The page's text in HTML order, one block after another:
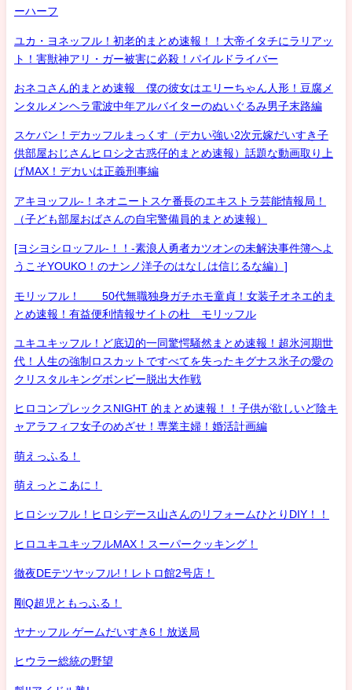
ーハーフ
ユカ・ヨネッフル！初老的まとめ速報！！大帝イタチにラリアッ
ト！害獣神アリ・ガー被害に必殺！パイルドライバー
おネコさん的まとめ速報 僕の彼女はエリーちゃん人形！豆腐メ
ンタルメンヘラ電波中年アルバイターのぬいぐるみ男子末路編
スケバン！デカッフルまっくす（デカい強い2次元嫁だいすき子
供部屋おじさんヒロシ之古惑仔的まとめ速報）話題な動画取り上
げMAX！デカいは正義刑事編
アキヨッフル-！ネオニートスケ番長のエキストラ芸能情報局！
（子ども部屋おばさんの自宅警備員的まとめ速報）
[ヨシヨシロッフル-！！-素浪人勇者カツオンの未解決事件簿へよ
うこそYOUKO！のナンノ洋子のはなしは信じるな編）]
モリッフル！ 50代無職独身ガチホモ童貞！女装子オネエ的ま
とめ速報！有益便利情報サイトの杜 モリッフル
ユキユキッフル！ど底辺的一同驚愕騒然まとめ速報！超氷河期世
代！人生の強制ロスカットですべてを失ったキグナス氷子の愛の
クリスタルキングボンビー脱出大作戦
ヒロコンプレックスNIGHT 的まとめ速報！！子供が欲しいど陰キ
ャアラフィフ女子のめざせ！専業主婦！婚活計画編
萌えっふる！
萌えっとこあに！
ヒロシッフル！ヒロシデース山さんのリフォームひとりDIY！！
ヒロユキユキッフルMAX！スーパークッキング！
徹夜DEテツヤッフル!！レトロ館2号店！
剛Q超児ともっふる！
ヤナッフル ゲームだいすき6！放送局
ヒウラー総統の野望